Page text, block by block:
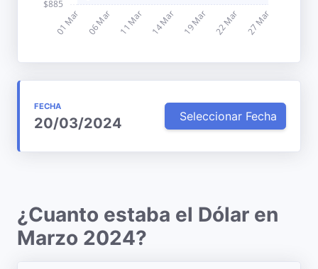
FECHA
20/03/2024 Seleccionar Fecha
¿Cuanto estaba el Dólar en
Marzo 2024?